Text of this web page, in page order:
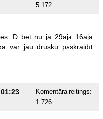
5.172
:D bet nu jā 29ajā 16ajā
var jau drusku
paskraidīt
Komentāra reitings:
1.726